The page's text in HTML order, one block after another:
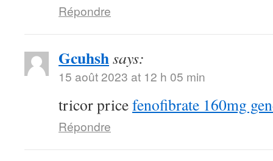
Répondre
Gcuhshsays:
15 août 2023 at 12 h 05 min
tricor pricefenofibrate 160mg
Répondre